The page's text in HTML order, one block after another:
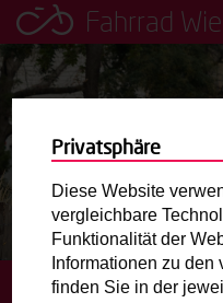
Fahrrad
Leih dir einfach ein
Jugendliche
Radweg-
Routenplaner
STARTSEITE
Privatsphäre
Diese Website
vergleichbare
Funktionalität der
Informationen zu
finden Sie in der